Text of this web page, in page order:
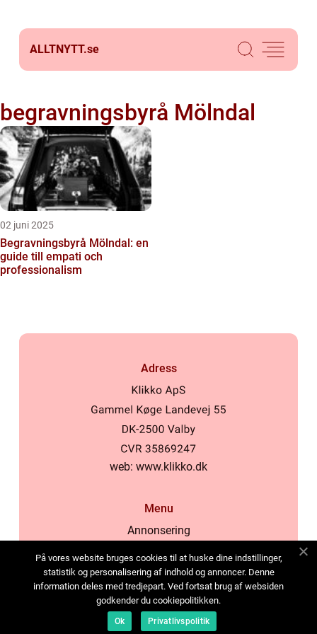
ALLTNYTT.se
begravningsbyrå Mölndal
02 juni 2025
Begravningsbyrå Mölndal: en
guide till empati och
professionalism
Adress
web: www.klikko.dk
Menu
Annonsering
Cookies
Kontakta oss
Sitemap
På vores website bruges cookies til at huske dine indstillinger,
statistik og personalisering af indhold og annoncer. Denne
information deles med tredjepart. Ved fortsat brug af websiden
godkender du cookiepolitikken.
Ok Privatlivspolitik